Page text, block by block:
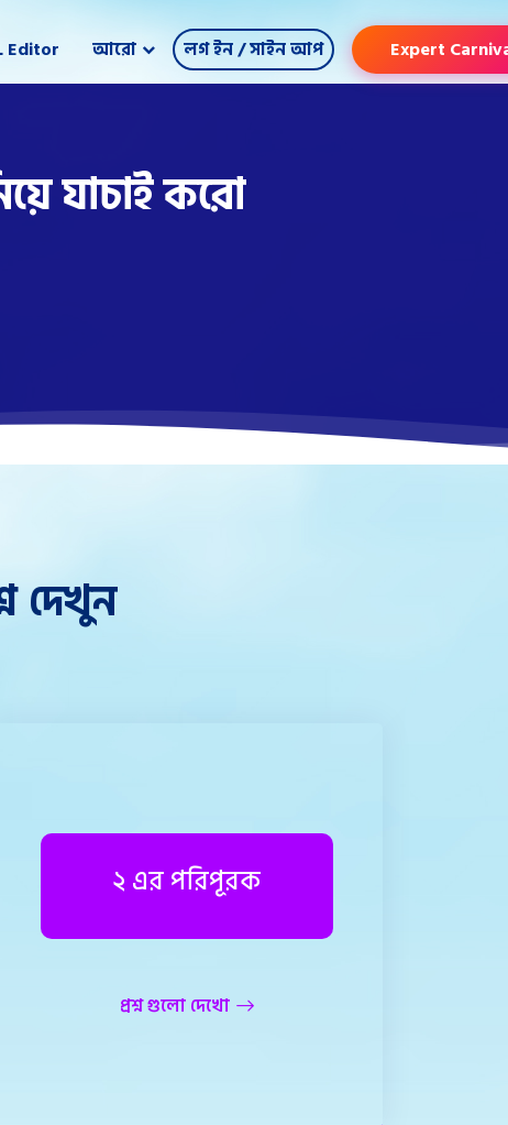
Editor আরো লগ ইন / সাইন আপ Expert
যাচাই করো
দেখুন
২ এর পরিপূরক
প্রশ্ন গুলো দেখো